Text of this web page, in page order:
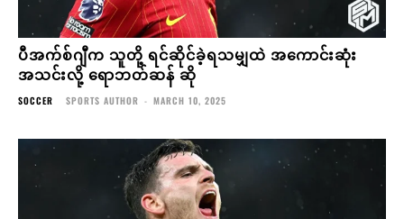
ပီအက်စ်ဂျီက သူတို့ ရင်ဆိုင်ခဲ့ရသမျှထဲ အကောင်းဆုံး
အသင်းလို့ ရောဘတ်ဆန် ဆို
SOCCER SPORTS AUTHOR - MARCH 10, 2025